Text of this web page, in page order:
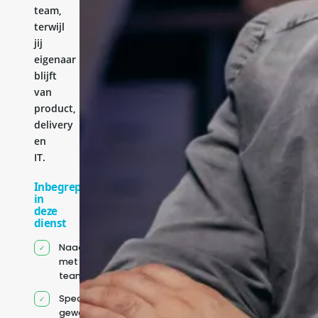
team,
terwijl
jij
eigenaar
blijft
van
product,
delivery
en
IT.
Inbegrepen
in
deze
dienst
Naadloze integratie
met jouw bestaande
team
Specifiek voor jou
geworven profiel